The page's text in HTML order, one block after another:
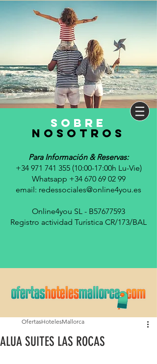
sobre
nosotros
Para Información & Reservas:
+34 971 741 355 (10:00-17:00h Lu-Vie)
Whatsapp +34 670 69 02 99
email: redessociales@online4you.es
Online4you SL - B57677593
Registro actividad Turística CR/173/BAL
ALUA SUITES LAS ROCAS
OfertasHotelesMallorca